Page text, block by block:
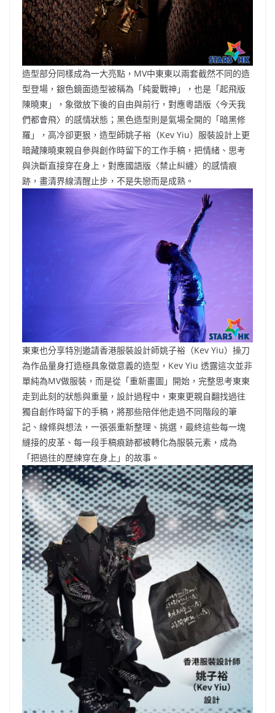
造型部分同樣成為一大亮點，MV中東東以兩套截然不同的造
型登場，銀色鏡面造型被稱為「純愛戰神」，也是「起飛版
陳曉東」，象徵放下後的自由與前行，對應粵語版〈今天我
們都會飛〉的感情狀態；黑色造型則是氣場全開的「暗黑修
羅」，高冷卻更狠，造型師姚子裕（Kev Yiu）服裝設計上更
暗藏陳曉東親自參與創作時留下的工作手稿，把情緒、思考
與決斷直接穿在身上，對應國語版〈禁止糾纏〉的感情痕
跡，畫清界線清醒止步，不是失戀而是成熟。
東東也分享特別邀請香港服裝設計師姚子裕（Kev Yiu）操刀
為作品量身打造極具象徵意義的造型，Kev Yiu 透露這次並非
單純為MV做服裝，而是從「重新畫圖」開始，完整思考東東
走到此刻的狀態與重量，設計過程中，東東更親自翻找過往
獨自創作時留下的手稿，將那些陪伴他走過不同階段的筆
記、線條與想法，一張張重新整理、挑選，最終這些每一塊
縫接的皮革、每一段手稿痕跡都被轉化為服裝元素，成為
「把過往的歷練穿在身上」的故事。